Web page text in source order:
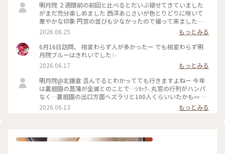
明月院 ２週間前の前回と比べるとだいぶ褪せてきていました
がまだ充分楽しめました 西洋あじさいが色とりどりに咲いて
華やかな印象 円窓の並びも少なかったので撮って来ました 裏
庭園の菖蒲の復活を願います
2026.06.25
もっとみる
6月16日訪問。 相変わらず人が多かったー でも相変わらず明
月院ブルーはきれいでした✨
2026.06.17
もっとみる
明月院@北鎌倉 混んでるとわかってても行きますよねー 今年
は裏庭園の菖蒲が全滅とのことで…ｼﾖｯｸ- 丸窓の行列がハンパ
なく…裏庭園の出口方面へズラリと100人くらいいたかも👀 装
飾のあじさいがとても素敵だったのでそりゃー撮りたくなりま
すよねー(ﾜｶﾙｰ) 写真もなかなか撮りづらいほどの人混み 急な方
ても疲れます… 夕方の空いてる時間を狙うのがいいのかもです
2026.06.13 もっとみる